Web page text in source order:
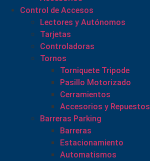
Control de Accesos
Lectores y Autónomos
Tarjetas
Controladoras
Tornos
Torniquete Tripode
Pasillo Motorizado
Cerramientos
Accesorios y Repuestos
Barreras Parking
Barreras
Estacionamiento
Automatismos